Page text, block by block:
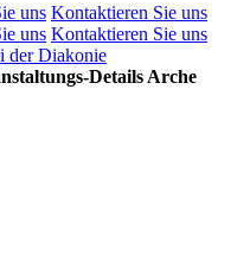
uns Kontaktieren Sie uns
uns Kontaktieren Sie uns
der Diakonie
Details Arche